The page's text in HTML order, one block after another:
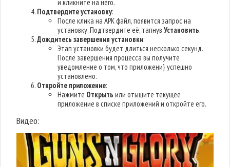
и кликните на него.
Подтвердите установку:
После клика на APK файл, появится запрос на
установку. Подтвердите её, тапнувУстановить.
Дождитесь завершения установки:
Этап установки будет длиться несколько секунд.
После завершения процесса вы получите
уведомление о том, что приложени} успешно
установлено.
Откройте приложение:
Нажмите Открыть или отыщите текущее
приложение в списке приложений и откройте его.
Видео: